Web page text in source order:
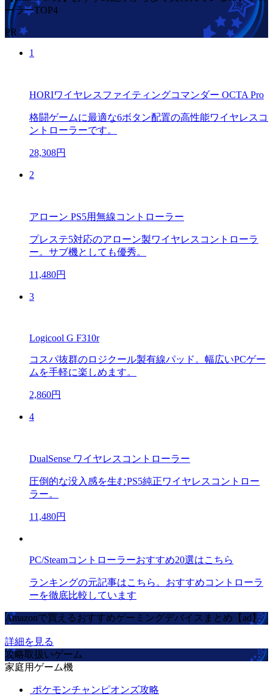
ーラーTOP4
PR
1
HORIワイヤレスファイティングコマンダー OCTA Pro
格闘ゲームに最適な6ボタン配置の高性能ワイヤレスコ
ントローラーです。
28,308円
2
アローン PS5用無線コントローラー
プレステ5対応のアローン製ワイヤレスコントローラ
ー。サブ機としても優秀。
11,480円
3
Logicool G F310r
コスパ抜群のロジクール製有線パッド。幅広いPCゲー
ムを手軽に楽しめます。
2,860円
4
DualSense ワイヤレスコントローラー
圧倒的な没入感を生むPS5純正ワイヤレスコントロー
ラー。
11,480円
PC/Steamコントローラーおすすめ20選はこちら
ランキングの元記事はこちら。おすすめコントローラ
ーを徹底比較しています
Amazonで買えるおすすめゲーミングデバイスまとめ【ad】
詳細を見る
攻略取扱いゲーム
家庭用ゲーム機
ポケモンチャンピオンズ攻略